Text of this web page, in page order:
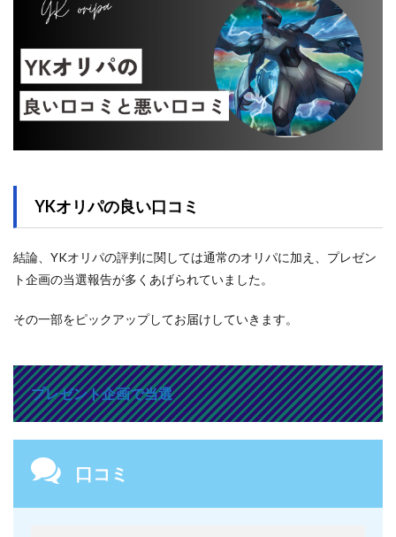
YKオリパの良い口コミ
結論、YKオリパの評判に関しては通常のオリパに加え、プレゼン
ト企画の当選報告が多くあげられていました。
その一部をピックアップしてお届けしていきます。
プレゼント企画で当選
口コミ